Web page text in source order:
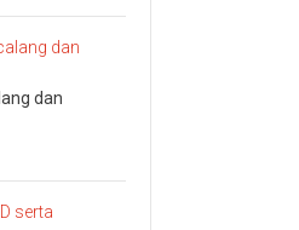
dan